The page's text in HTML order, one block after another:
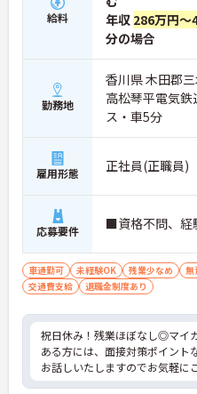
給料
年収 286万円～
分の場合
勤務地
香川県 木田郡
高松琴平電気
ス・車5分
雇用形態 正社員(正職員)
応募要件 ■資格不問、経
車通勤可 未経験OK 残業少なめ 無
交通費支給
退職金制度あり
祝日休み！残業ほぼなし◎マイ
ある方には、面接対策ポイント
お話しいたしますのでお気軽に